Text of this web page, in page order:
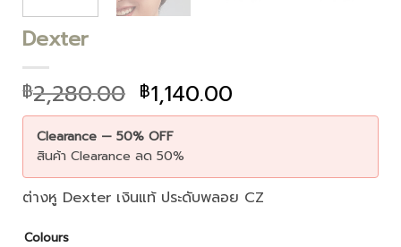
Dexter
฿2,280.00 ฿1,140.00
Clearance — 50% OFF
สินค้า Clearance ลด 50%
ต่างหู Dexter เงินแท้ ประดับพลอย CZ
Colours